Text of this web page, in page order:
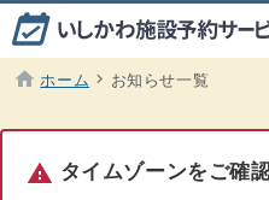
home ホーム chevron_right お知らせ一覧
warning タイムゾーンをご確